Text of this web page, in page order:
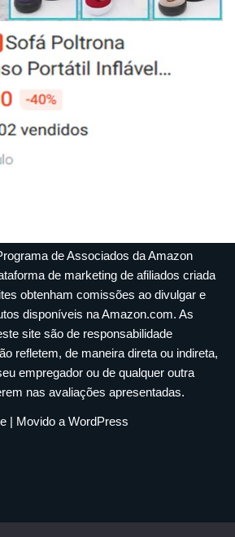
de Associados da Amazon
de marketing de afiliados criada
obtenham comissões ao divulgar e
disponíveis na Amazon.com. As
site são de responsabilidade
refletem, de maneira direta ou indireta,
empregador ou de qualquer outra
nas avaliações apresentadas.
| Movido a WordPress